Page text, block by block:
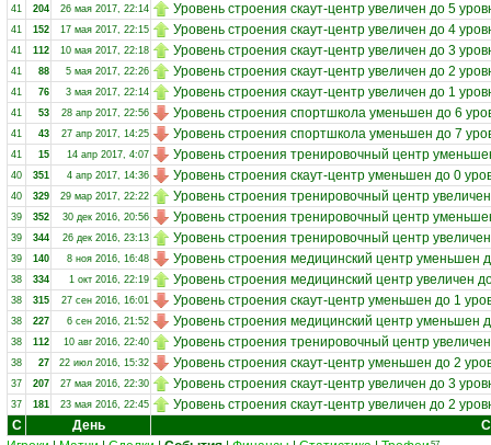
41 204 26 мая 2017, 22:14 Уровень строения скаут-центр увеличен до 5
41 152 17 мая 2017, 22:15 Уровень строения скаут-центр увеличен до 4
41 112 10 мая 2017, 22:18 Уровень строения скаут-центр увеличен до 3
41 88 5 мая 2017, 22:26 Уровень строения скаут-центр увеличен до 2
41 76 3 мая 2017, 22:14 Уровень строения скаут-центр увеличен до 1
41 53 28 апр 2017, 22:56 Уровень строения спортшкола уменьшен до 6
41 43 27 апр 2017, 14:25 Уровень строения спортшкола уменьшен до 7
41 15 14 апр 2017, 4:07 Уровень строения тренировочный центр
40 351 4 апр 2017, 14:36 Уровень строения скаут-центр уменьшен до 0
40 329 29 мар 2017, 22:22 Уровень строения тренировочный центр
39 352 30 дек 2016, 20:56 Уровень строения тренировочный центр
39 344 26 дек 2016, 23:13 Уровень строения тренировочный центр
39 140 8 ноя 2016, 16:48 Уровень строения медицинский центр уменьшен
38 334 1 окт 2016, 22:19 Уровень строения медицинский центр увеличен
38 315 27 сен 2016, 16:01 Уровень строения скаут-центр уменьшен до 1
38 227 6 сен 2016, 21:52 Уровень строения медицинский центр уменьшен
38 112 10 авг 2016, 22:40 Уровень строения тренировочный центр
38 27 22 июл 2016, 15:32 Уровень строения скаут-центр уменьшен до 2
37 207 27 мая 2016, 22:30 Уровень строения скаут-центр увеличен до 3
37 181 23 мая 2016, 22:45
Уровень строения скаут-центр увеличен до 2
С
День